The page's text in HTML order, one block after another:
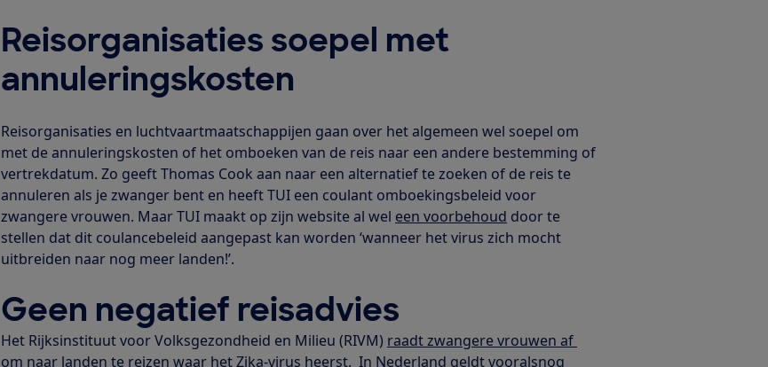
Reisorganisaties soepel met
annuleringskosten
Reisorganisaties en luchtvaartmaatschappijen gaan over het algemeen wel soepel om
met de annuleringskosten of het omboeken van de reis naar een andere bestemming of
vertrekdatum. Zo geeft Thomas Cook aan naar een alternatief te zoeken of de reis te
annuleren als je zwanger bent en heeft TUI een coulant omboekingsbeleid voor
zwangere vrouwen. Maar TUI maakt op zijn website al wel een voorbehoud door te
stellen dat dit coulancebeleid aangepast kan worden ‘wanneer het virus zich mocht
uitbreiden naar nog meer landen!’.
Geen negatief reisadvies
Het Rijksinstituut voor Volksgezondheid en Milieu (RIVM) raadt zwangere vrouwen af
om naar landen te reizen waar het Zika-virus heerst. In Nederland geldt vooralsnog